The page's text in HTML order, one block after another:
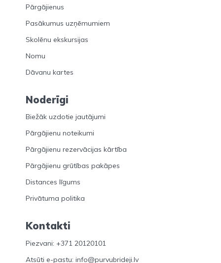
Pārgājienus
Pasākumus uzņēmumiem
Skolēnu ekskursijas
Nomu
Dāvanu kartes
Noderīgi
Biežāk uzdotie jautājumi
Pārgājienu noteikumi
Pārgājienu rezervācijas kārtība
Pārgājienu grūtības pakāpes
Distances līgums
Privātuma politika
Kontakti
Piezvani: +371 20120101
Atsūti e-pastu: info@purvubrideji.lv